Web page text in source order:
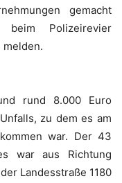
gemacht
Polizeirevier
melden.
rund 8.000 Euro
zu dem es am
war. Der 43
war aus Richtung
Landesstraße 1180